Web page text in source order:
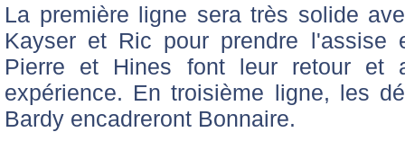
La première ligne sera très solide
Kayser et Ric pour prendre l'assise
Pierre et Hines font leur retour et
expérience. En troisième ligne, les
Bardy encadreront Bonnaire.